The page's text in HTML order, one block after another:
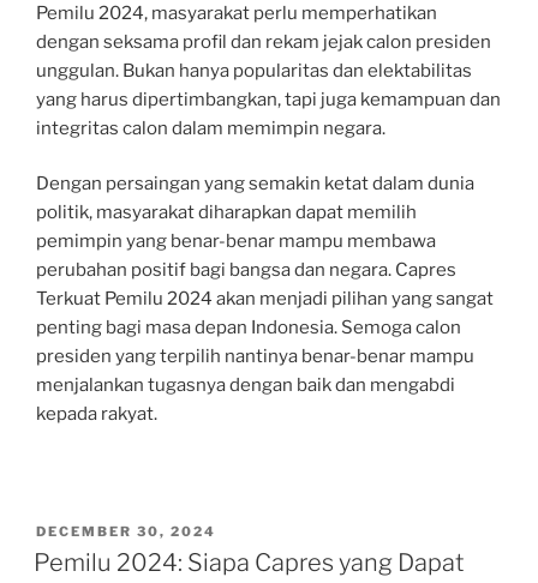
Pemilu 2024, masyarakat perlu memperhatikan
dengan seksama profil dan rekam jejak calon presiden
unggulan. Bukan hanya popularitas dan elektabilitas
yang harus dipertimbangkan, tapi juga kemampuan dan
integritas calon dalam memimpin negara.
Dengan persaingan yang semakin ketat dalam dunia
politik, masyarakat diharapkan dapat memilih
pemimpin yang benar-benar mampu membawa
perubahan positif bagi bangsa dan negara. Capres
Terkuat Pemilu 2024 akan menjadi pilihan yang sangat
penting bagi masa depan Indonesia. Semoga calon
presiden yang terpilih nantinya benar-benar mampu
menjalankan tugasnya dengan baik dan mengabdi
kepada rakyat.
POSTED
ON
DECEMBER 30, 2024
Pemilu 2024: Siapa Capres yang Dapat